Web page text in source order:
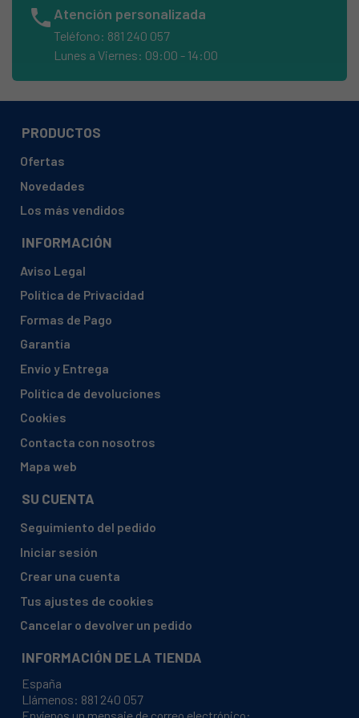
AEG, 92550310701 AIK2903R
AEG, 92550310800 AIK2903L
AEG, 92550310900 SCB51821FS
AEG, 92550310901 SCB51821FS
AEG, 92550311200 SCR41811LS
AEG, 92550311300 SD18S2
AEG, 92550311400 SD18S1
AEG, 92550314001 SCB61811TS
AEG, 92550317000 SCB418F3LS
AEG, 92550317101 SCB618F3LS
AEG, 92550317102 SCB618F3LS
phone Atención personalizada
Teléfono: 881 240 057
Lunes a Viernes: 09:00 - 14:00
PRODUCTOS
Ofertas
Novedades
Los más vendidos
INFORMACIÓN
Aviso Legal
Política de Privacidad
Formas de Pago
Garantía
Envío y Entrega
Política de devoluciones
Cookies
Contacta con nosotros
Mapa web
SU CUENTA
Seguimiento del pedido
Iniciar sesión
Crear una cuenta
Tus ajustes de cookies
Cancelar o devolver un pedido
INFORMACIÓN DE LA TIENDA
España
Llámenos: 881 240 057